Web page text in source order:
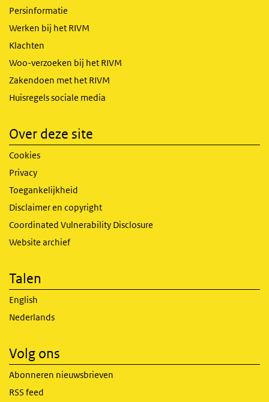
Persinformatie
Werken bij het RIVM
Klachten
Woo-verzoeken bij het RIVM
Zakendoen met het RIVM
Huisregels sociale media
Over deze site
Cookies
Privacy
Toegankelijkheid
Disclaimer en copyright
Coordinated Vulnerability Disclosure
Website archief
Talen
English
Nederlands
Volg ons
Abonneren nieuwsbrieven
RSS feed